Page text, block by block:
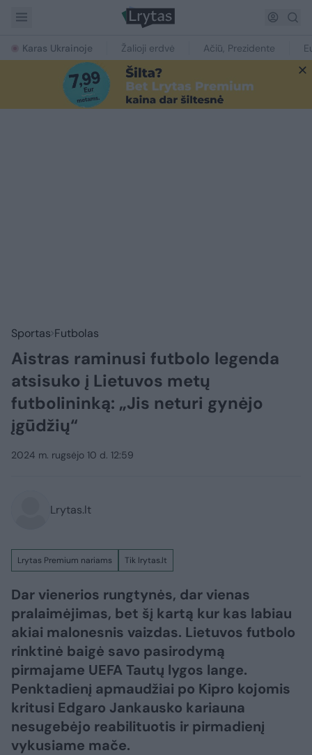
Karas Ukrainoje Žalioji erdvė Ačiū, Prezidente
Sportas Futbolas
Aistras raminusi futbolo legenda
atsisuko į Lietuvos metų
futbolininką: „Jis neturi gynėjo
įgūdžių“
2024 m. rugsėjo 10 d. 12:59
Lrytas.lt
Lrytas Premium nariams Tik lrytas.lt
Dar vienerios rungtynės, dar vienas
pralaimėjimas, bet šį kartą kur kas labiau
akiai malonesnis vaizdas. Lietuvos futbolo
rinktinė baigė savo pasirodymą
pirmajame UEFA Tautų lygos lange.
Penktadienį apmaudžiai po Kipro kojomis
kritusi Edgaro Jankausko kariauna
nesugebėjo reabilituotis ir pirmadienį
vykusiame mače.